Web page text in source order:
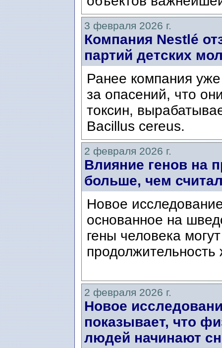
3 февраля 2026 г.
Компания Nestlé
партий детских
Ранее компания
за опасений, что
токсин,
Bacillus cereus.
2 февраля 2026 г.
Влияние генов на
больше, чем
Новое
основанное на
гены человека
2 февраля 2026 г.
Новое
показывает, что
людей начинают